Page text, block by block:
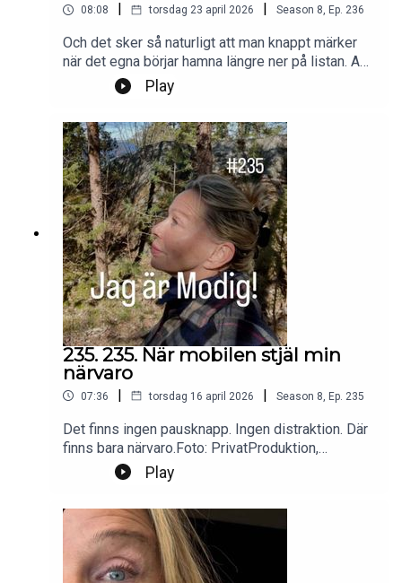
08:08 torsdag 23 april 2026 Season 8, Ep. 236
Och det sker så naturligt att man knappt märker
när det egna börjar hamna längre ner på listan. Av
vana. Av kärlek.Jag blir påmind om att
egenomsorg inte är en lyx. Det är en
nödvändighet.Foto: PrivatProduktion, redigering
och klipp: Heli BrewitzMusik: Lic. NEO
SoundsKontakt podcast:
jagarmodig@gmail.comFölj oss:
instagram.com/jagarmodig/
Play
235. 235. När mobilen stjäl min
närvaro
07:36 | torsdag 16 april 2026 | Season 8 Ep. 235
Det finns ingen pausknapp. Ingen distraktion. Där
finns bara närvaro.Foto: PrivatProduktion,
redigering och klipp: Heli BrewitzMusik: Lic. NEO
SoundsKontakt podcast:
instagram.com/jagarmodig/
Play